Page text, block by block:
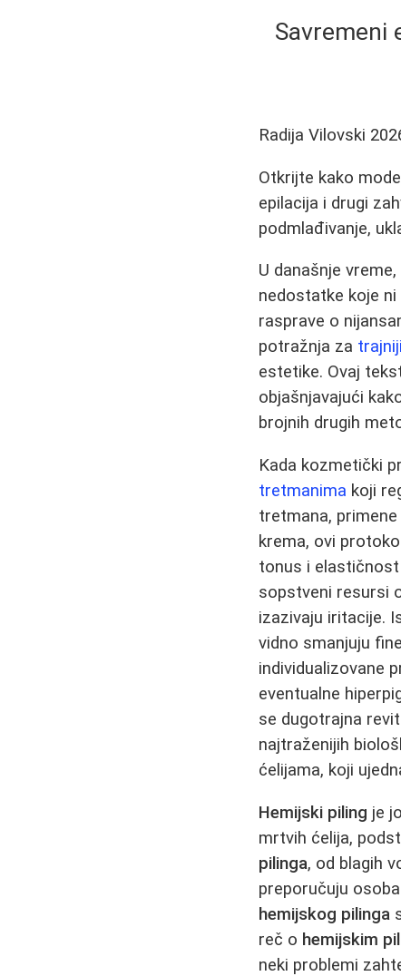
Savremeni
Radija Vilovski
Otkrijte kako
epilacija i drugi
podmlađivanje,
U današnje
nedostatke koje
rasprave o
potražnja za
estetike. Ovaj
objašnjavajući
brojnih drugih
Kada kozmetički
tretmanima koji
tretmana,
krema, ovi
tonus i
sopstveni resursi
izazivaju iritacije.
vidno smanjuju
individualizovane
eventualne
se dugotrajna
najtraženijih
ćelijama, koji
Hemijski piling je
mrtvih ćelija,
pilinga, od blagih
preporučuju
hemijskog pilinga
reč o hemijskim
neki problemi